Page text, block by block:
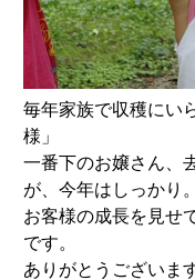
毎年家族で収穫にい
様」
一番下のお嬢さん、
が、今年はしっかり。
お客様の成長を見せ
です。
ありがとうございま